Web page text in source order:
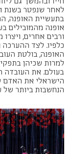
בתעשיית האופנה,
אופנה מהמובילים
ורבים אחרים,
כלפיו. לצד
האופנה, בולטת
למרות שכיהן
בעולם. את העובדה
הישראלי את האדם
הנחשבות ביותר של